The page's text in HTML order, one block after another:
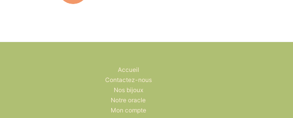
Accueil
Contactez-nous
Nos bijoux
Notre oracle
Mon compte